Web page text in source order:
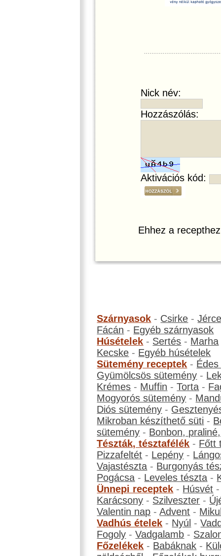
Nick név:
Hozzászólás:
Aktivációs kód:
Ehhez a
Szárnyasok - Csirke -
Fácán - Egyéb szárnyasok
Húsételek - Sertés - Marha
Kecske - Egyéb húsételek
Sütemény receptek -
Gyümölcsös sütemény -
Krémes - Muffin -Torta -
Mogyorós sütemény -
Diós sütemény -
Mikroban készíthető süti -
sütemény - Bonbon,
Tészták, tésztafélék - Főtt
Pizzafeltét - Lepény -
Vajastészta - Burgonyás
Pogácsa - Leveles tészta -
Ünnepi receptek - Húsvét
Karácsony - Szilveszter -
Valentin nap -Advent -
Vadhús ételek - Nyúl -
Fogoly -Vadgalamb -
Főzelékek - Babáknak -